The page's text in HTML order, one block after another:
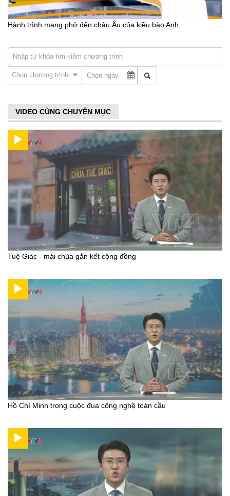
Hành trình mang phở đến châu Âu của kiều bào Anh
Chọn chương trình
VIDEO CÙNG CHUYÊN MỤC
Tuệ Giác - mái chùa gắn kết cộng đồng
Hồ Chí Minh trong cuộc đua công nghệ toàn cầu